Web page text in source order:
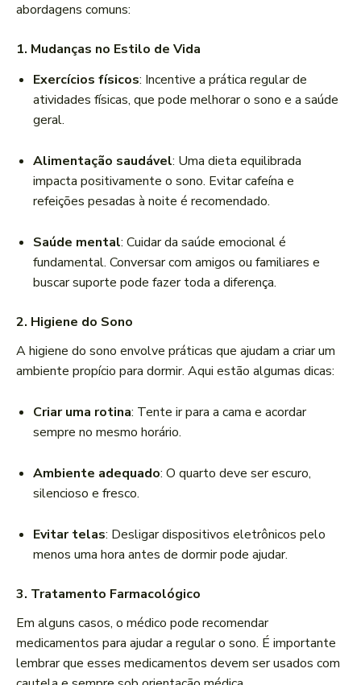
abordagens comuns:
1. Mudanças no Estilo de Vida
Exercícios físicos: Incentive a prática regular de
atividades físicas, que pode melhorar o sono e a saúde
geral.
Alimentação saudável: Uma dieta equilibrada
impacta positivamente o sono. Evitar cafeína e
refeições pesadas à noite é recomendado.
Saúde mental: Cuidar da saúde emocional é
fundamental. Conversar com amigos ou familiares e
buscar suporte pode fazer toda a diferença.
2. Higiene do Sono
A higiene do sono envolve práticas que ajudam a criar um
ambiente propício para dormir. Aqui estão algumas dicas:
Criar uma rotina: Tente ir para a cama e acordar
sempre no mesmo horário.
Ambiente adequado: O quarto deve ser escuro,
silencioso e fresco.
Evitar telas: Desligar dispositivos eletrônicos pelo
menos uma hora antes de dormir pode ajudar.
3. Tratamento Farmacológico
Em alguns casos, o médico pode recomendar
medicamentos para ajudar a regular o sono. É importante
lembrar que esses medicamentos devem ser usados com